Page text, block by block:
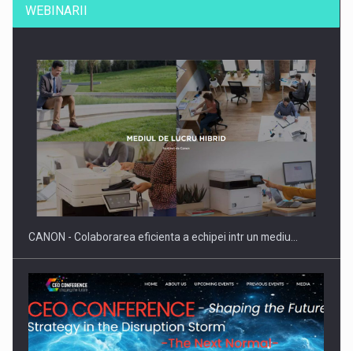
WEBINARII
CANON - Colaborarea eficienta a echipei intr un mediu…